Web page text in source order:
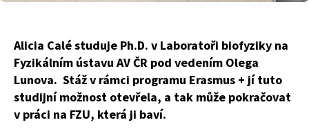
Alicia Calé studuje Ph.D. v Laboratoři biofyziky na
Fyzikálním ústavu AV ČR pod vedením Olega
Lunova. Stáž v rámci programu Erasmus + jí tuto
studijní možnost otevřela, a tak může pokračovat
v práci na FZU, která ji baví.